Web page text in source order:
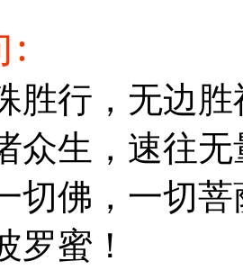
:
胜行，无边
众生，速往
切佛，一切
罗蜜！